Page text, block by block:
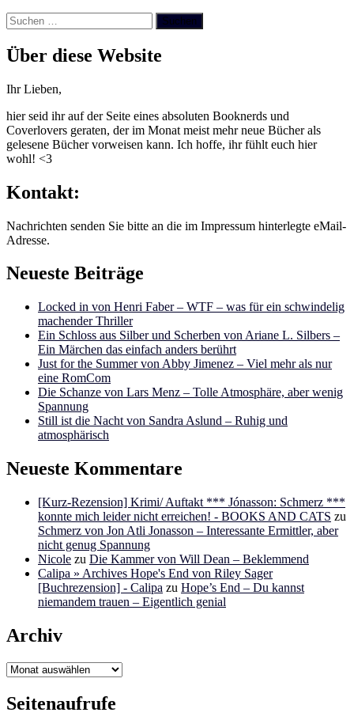
Suchen
nach:
Über diese Website
Ihr Lieben,
hier seid ihr auf der Seite eines absoluten Booknerds und
Coverlovers geraten, der im Monat meist mehr neue Bücher als
gelesene Bücher vorweisen kann. Ich hoffe, ihr fühlt euch hier
wohl! <3
Kontakt:
Nachrichten senden Sie bitte an die im Impressum hinterlegte eMail-
Adresse.
Neueste Beiträge
Locked in von Henri Faber – WTF – was für ein schwindelig
machender Thriller
Ein Schloss aus Silber und Scherben von Ariane L. Silbers –
Ein Märchen das einfach anders berührt
Just for the Summer von Abby Jimenez – Viel mehr als nur
eine RomCom
Die Schanze von Lars Menz – Tolle Atmosphäre, aber wenig
Spannung
Still ist die Nacht von Sandra Aslund – Ruhig und
atmosphärisch
Neueste Kommentare
[Kurz-Rezension] Krimi/ Auftakt *** Jónasson: Schmerz ***
konnte mich leider nicht erreichen! - BOOKS AND CATS zu
Schmerz von Jon Atli Jonasson – Interessante Ermittler, aber
nicht genug Spannung
Nicole zu Die Kammer von Will Dean – Beklemmend
Calipa » Archives Hope's End von Riley Sager
[Buchrezension] - Calipa zu Hope’s End – Du kannst
niemandem trauen – Eigentlich genial
Archiv
Archiv
Seitenaufrufe